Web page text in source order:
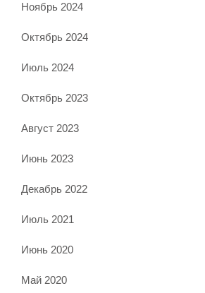
Ноябрь 2024
Октябрь 2024
Июль 2024
Октябрь 2023
Август 2023
Июнь 2023
Декабрь 2022
Июль 2021
Июнь 2020
Май 2020